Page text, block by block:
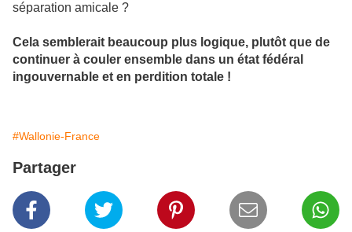
séparation amicale ?
Cela semblerait beaucoup plus logique, plutôt que de
continuer à couler ensemble dans un état fédéral
ingouvernable et en perdition totale !
#Wallonie-France
Partager